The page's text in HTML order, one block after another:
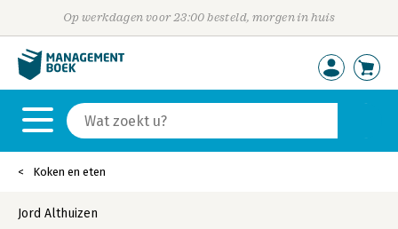
Op werkdagen voor 23:00 besteld, morgen in huis
Koken en eten
Jord Althuizen